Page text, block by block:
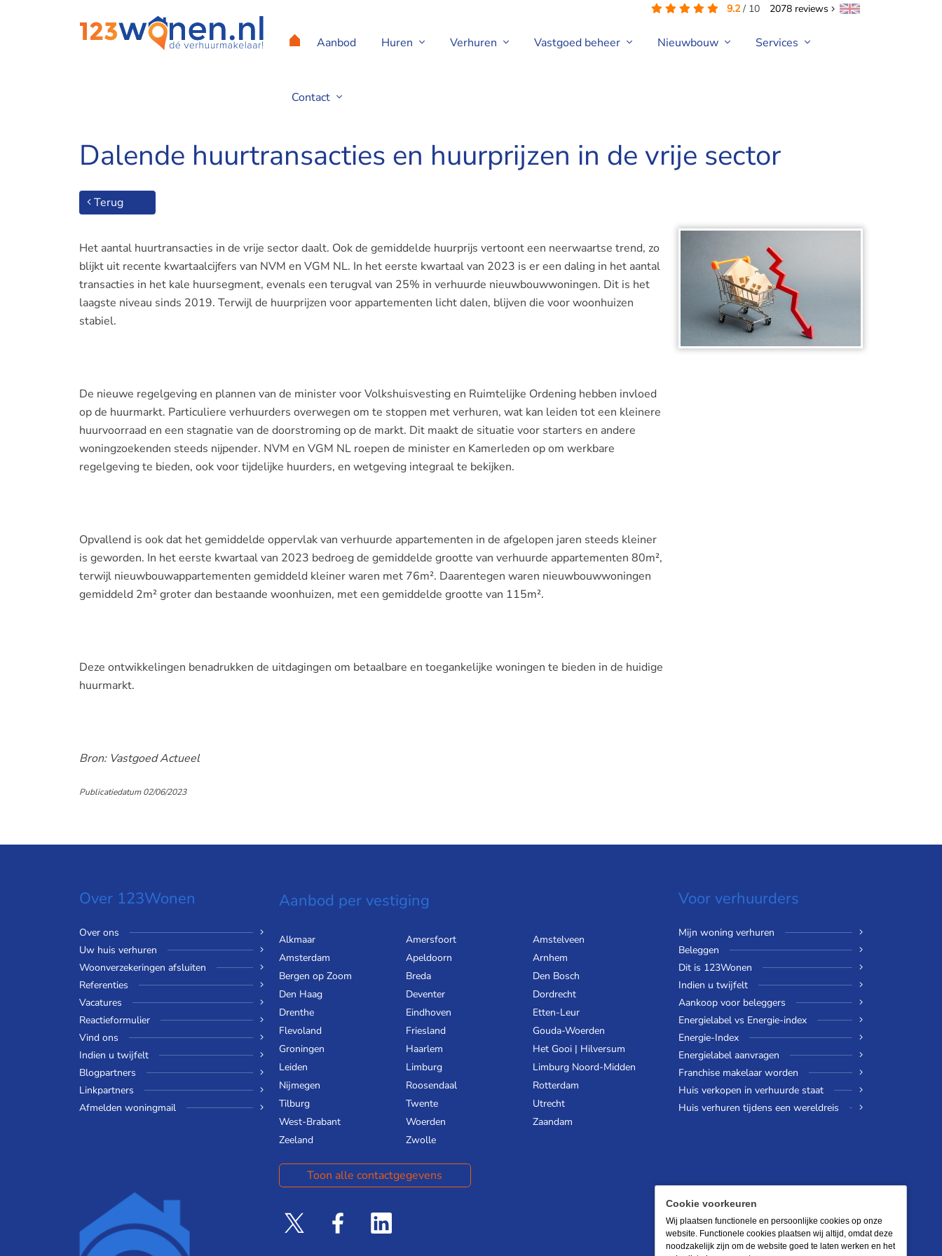
9.2/ 10 2078 reviews
Aanbod Huren Verhuren Vastgoed beheer Nieuwbouw Services
Contact
Dalende huurtransacties en huurprijzen in de vrije sector
Dalende huurtransacties en huurprijzen in de vrije sector
Terug
Het aantal huurtransacties in de vrije sector daalt. Ook de gemiddelde huurprijs vertoont een neerwaartse trend, zo
blijkt uit recente kwartaalcijfers van NVM en VGM NL. In het eerste kwartaal van 2023 is er een daling in het aantal
transacties in het kale huursegment, evenals een terugval van 25% in verhuurde nieuwbouwwoningen. Dit is het
laagste niveau sinds 2019. Terwijl de huurprijzen voor appartementen licht dalen, blijven die voor woonhuizen
stabiel.
De nieuwe regelgeving en plannen van de minister voor Volkshuisvesting en Ruimtelijke Ordening hebben invloed
op de huurmarkt. Particuliere verhuurders overwegen om te stoppen met verhuren, wat kan leiden tot een kleinere
huurvoorraad en een stagnatie van de doorstroming op de markt. Dit maakt de situatie voor starters en andere
woningzoekenden steeds nijpender. NVM en VGM NL roepen de minister en Kamerleden op om werkbare
regelgeving te bieden, ook voor tijdelijke huurders, en wetgeving integraal te bekijken.
Opvallend is ook dat het gemiddelde oppervlak van verhuurde appartementen in de afgelopen jaren steeds kleiner
is geworden. In het eerste kwartaal van 2023 bedroeg de gemiddelde grootte van verhuurde appartementen 80m²,
terwijl nieuwbouwappartementen gemiddeld kleiner waren met 76m². Daarentegen waren nieuwbouwwoningen
gemiddeld 2m² groter dan bestaande woonhuizen, met een gemiddelde grootte van 115m².
Deze ontwikkelingen benadrukken de uitdagingen om betaalbare en toegankelijke woningen te bieden in de huidige
huurmarkt.
Bron: Vastgoed Actueel
Publicatiedatum 02/06/2023
Over 123Wonen
Over ons
Uw huis verhuren
Woonverzekeringen afsluiten
Referenties
Vacatures
Reactieformulier
Vind ons
Indien u twijfelt
Blogpartners
Linkpartners
Afmelden woningmail
Aanbod per vestiging
Alkmaar Amersfoort
Amstelveen
Amsterdam
Apeldoorn
Arnhem
Bergen op Zoom
Breda
Den Bosch
Den Haag
Deventer
Dordrecht
Drenthe
Eindhoven
Etten-Leur
Flevoland
Friesland
Gouda-Woerden
Groningen
Haarlem
Het Gooi | Hilversum
Leiden
Limburg
Limburg Noord-Midden
Nijmegen
Roosendaal
Rotterdam
Tilburg
Twente
Utrecht
West-Brabant
Woerden
Zaandam
Zeeland
Zwolle
Toon alle contactgegevens
Voor verhuurders
Mijn woning verhuren
Beleggen
Dit is 123Wonen
Indien u twijfelt
Aankoop voor beleggers
Energielabel vs Energie-index
Energie-Index
Energielabel aanvragen
Franchise makelaar worden
Huis verkopen in verhuurde staat
Huis verhuren tijdens een wereldreis
Cookie voorkeuren
Wij plaatsen functionele en persoonlijke cookies op onze
website. Functionele cookies plaatsen wij altijd, omdat deze
noodzakelijk zijn om de website goed te laten werken en het